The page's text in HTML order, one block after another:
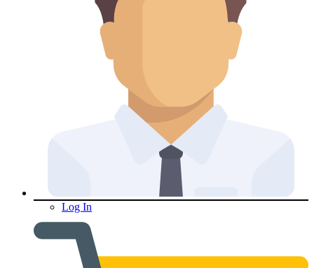
Log In